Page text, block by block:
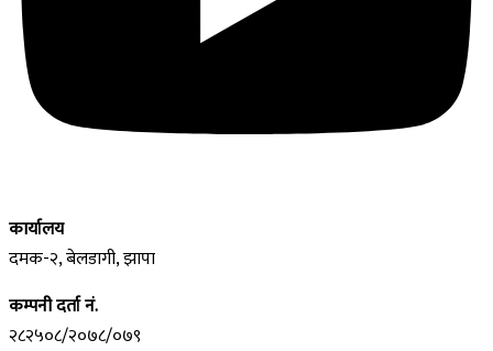
कार्यालय
दमक-२, बेलडागी, झापा
कम्पनी दर्ता नं.
२८२५०८/२०७८/०७९